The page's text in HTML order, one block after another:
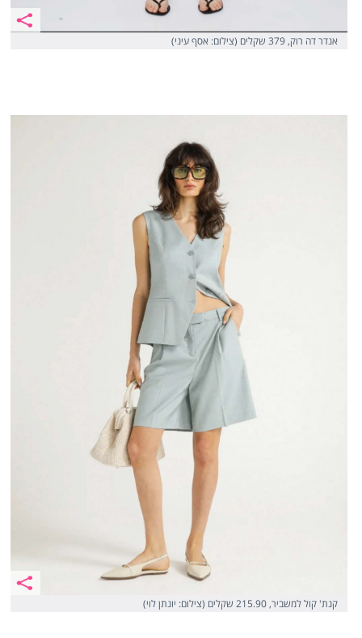
אנדר דה רוק, 379 שקלים (צילום: אסף עיני)
קנת' קול למשביר, 215.90 שקלים (צילום: יונתן לוי)